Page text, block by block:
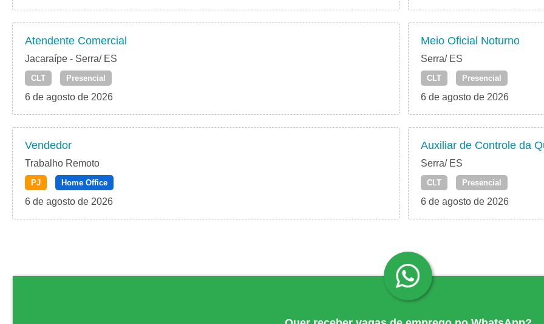
Atendente Comercial
Jacaraípe - Serra/ ES
CLT Presencial
6 de agosto de 2026
Meio Oficial Noturno
Serra/ ES
CLT Presencial
6 de agosto de 2026
Vendedor
Trabalho Remoto
PJ Home Office
6 de agosto de 2026
Auxiliar de Controle da
Serra/ ES
CLT Presencial
6 de agosto de 2026